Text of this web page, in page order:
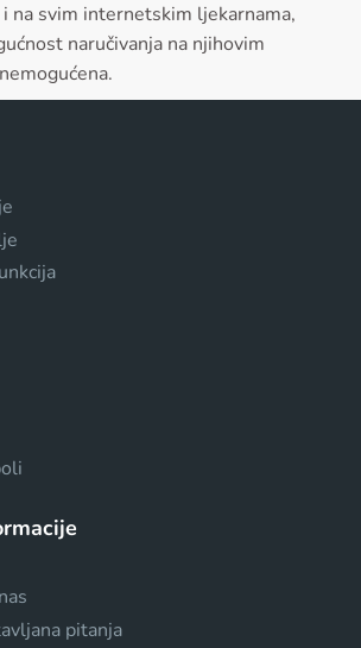
na svim internetskim ljekarnama,
naručivanja na njihovim
pitanja